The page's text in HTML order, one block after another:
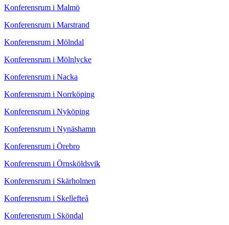
Konferensrum i Malmö
Konferensrum i Marstrand
Konferensrum i Mölndal
Konferensrum i Mölnlycke
Konferensrum i Nacka
Konferensrum i Norrköping
Konferensrum i Nyköping
Konferensrum i Nynäshamn
Konferensrum i Örebro
Konferensrum i Örnsköldsvik
Konferensrum i Skärholmen
Konferensrum i Skellefteå
Konferensrum i Sköndal